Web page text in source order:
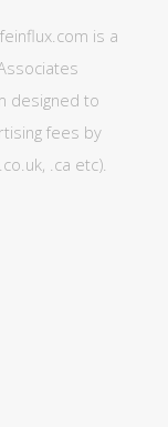
is a
designed to
fees by
.ca etc).